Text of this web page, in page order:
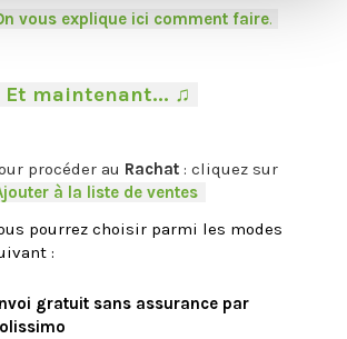
vous explique ici comment faire.
Et maintenant... ♫
procéder au Rachat : cliquez sur
à la liste de ventes
pourrez choisir parmi les modes
:
gratuit sans assurance par